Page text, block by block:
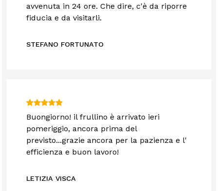
avvenuta in 24 ore. Che dire, c'è da riporre
fiducia e da visitarli.
STEFANO FORTUNATO
Buongiorno! il frullino è arrivato ieri
pomeriggio, ancora prima del
previsto...grazie ancora per la pazienza e l'
efficienza e buon lavoro!
LETIZIA VISCA